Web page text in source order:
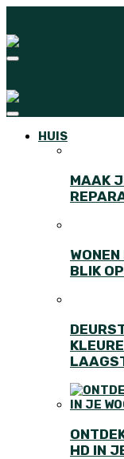
HUIS
MAAK
BLIK
HD IN